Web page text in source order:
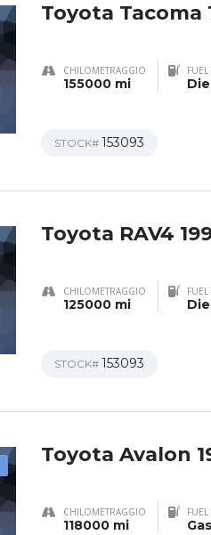
Toyota Tacoma
CHILOMETRAGGIO
155000 mi
FUEL
STOCK# 153093
Toyota RAV4
CHILOMETRAGGIO
125000 mi
FUEL
STOCK# 153093
Toyota Avalon
CHILOMETRAGGIO
118000 mi
FUEL